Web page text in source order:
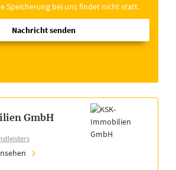
Speicherung bei uns findet nicht statt.
Nachricht senden
GmbH